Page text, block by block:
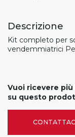
Descrizione
Kit completo per
vendemmiatrici
Vuoi ricevere
su questo